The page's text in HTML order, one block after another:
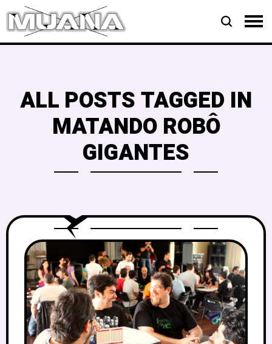
ALL POSTS TAGGED IN
MATANDO ROBÔ
GIGANTES